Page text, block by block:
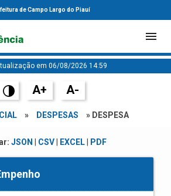
de Campo Largo do Piauí
em 06/08/2026 14:59
A+ A-
» DESPESAS » DESPESA
JSON CSV| EXCEL| PDF